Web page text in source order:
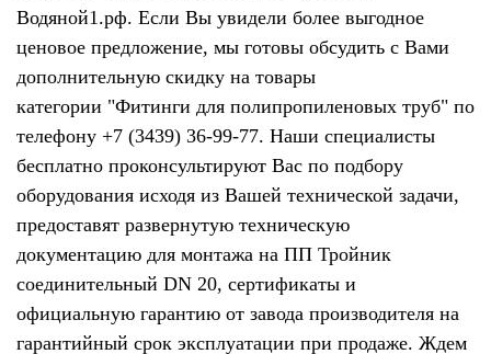
Водяной1.рф. Если Вы увидели более выгодное
ценовое предложение, мы готовы обсудить с Вами
дополнительную скидку на товары
категории "Фитинги для полипропиленовых труб" по
телефону +7 (3439) 36-99-77. Наши специалисты
бесплатно проконсультируют Вас по подбору
оборудования исходя из Вашей технической задачи,
предоставят развернутую техническую
документацию для монтажа на ПП Тройник
соединительный DN 20, сертификаты и
официальную гарантию от завода производителя на
гарантийный срок эксплуатации при продаже. Ждем